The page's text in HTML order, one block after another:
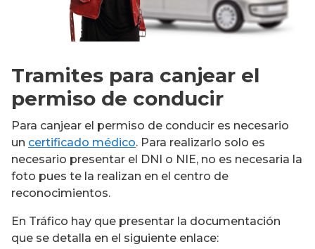
Tramites para canjear el
permiso de conducir
Para canjear el permiso de conducir es necesario
un certificado médico. Para realizarlo solo es
necesario presentar el DNI o NIE, no es necesaria la
foto pues te la realizan en el centro de
reconocimientos.
En Tráfico hay que presentar la documentación
que se detalla en el siguiente enlace: